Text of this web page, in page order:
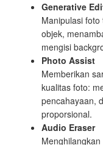
Generative
Manipulasi
objek,
mengisi
Photo Assist
Memberikan
kualitas foto:
pencahayaan,
proporsional.
Audio Eraser